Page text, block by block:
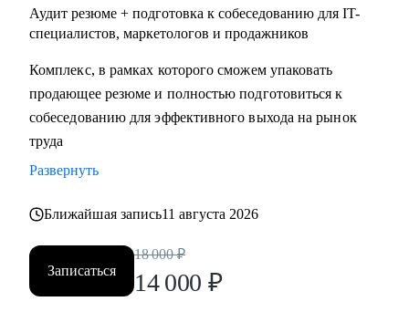
Аудит резюме + подготовка к собеседованию для IT-
специалистов, маркетологов и продажников
Комплекс, в рамках которого сможем упаковать
продающее резюме и полностью подготовиться к
собеседованию для эффективного выхода на рынок
труда
Развернуть
Ближайшая запись11 августа 2026
Записаться
18 000 ₽
14 000 ₽